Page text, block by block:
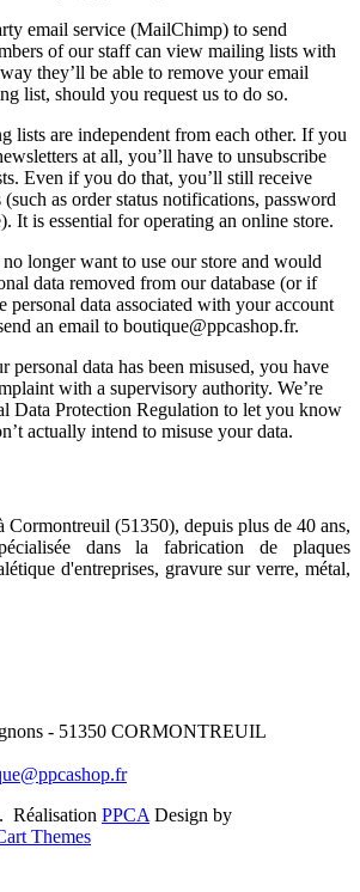
email service (MailChimp) to send
of our staff can view mailing lists with
they’ll be able to remove your email
list, should you request us to do so.
lists are independent from each other. If you
at all, you’ll have to unsubscribe
Even if you do that, you’ll still receive
as order status notifications, password
It is essential for operating an online store.
longer want to use our store and would
data removed from our database (or if
personal data associated with your account
an email to boutique@ppcashop.fr.
personal data has been misused, you have
with a supervisory authority. We’re
Data Protection Regulation to let you know
actually intend to misuse your data.
Cormontreuil (51350), depuis plus de 40 ans,
dans la fabrication de plaques
d'entreprises, gravure sur verre, métal,
- 51350 CORMONTREUIL
Réalisation PPCA Design by
Themes